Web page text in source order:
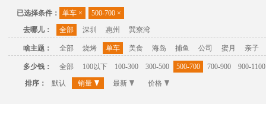
已选择条件： 单车 × 500-700 ×
去哪儿：
全部 深圳 惠州 巽寮湾
啥主题： 全部 烧烤 单车 美食 海岛 捕鱼 公司 蜜月 亲子
多少钱： 全部 100以下 100-300 300-500 500-700 700-900
900-1100
排序：
默认 销量 最新 价格